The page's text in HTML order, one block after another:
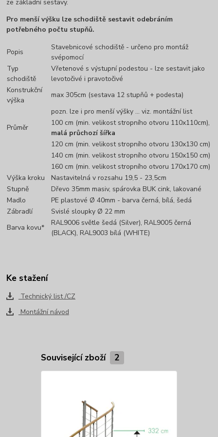
ze základní sestavy.
Pro menší výšku lze schodiště sestavit odebráním
potřebného počtu stupňů.
Popis
Stavebnicové schodiště - určeno pro montáž
svépomocí
Typ
schodiště
Vřetenové s výstupní podestou - lze sestavit jako
levotočivé i pravotočivé
Konstrukční
výška
max 305cm (sestava 12 stupňů + podesta)
pozn. lze i pro menší výšky ... viz. montážní list
Průměr
100 cm (min. velikost stropního otvoru 110x110cm),
malá průchozí šířka
120 cm (min. velikost stropního otvoru 130x130 cm)
140 cm (min. velikost stropního otvoru 150x150 cm)
160 cm (min. velikost stropního otvoru 170x170 cm)
Výška kroku
Nastavitelná v rozsahu 19,5 - 23,5cm
Stupně
Dřevo 35mm masiv, spárovka BUK cink, lakované
Madlo
PE plastové Ø 40mm - barva černá, bílá, šedá
Zábradlí
Svislé sloupky Ø 22 mm
Barva kovu*
RAL9006 světle šedá (Silver), RAL9005 černá
(BLACK), RAL9003 bílá (WHITE)
Ke stažení
Technický list /CZ
Montážní návod
Související zboží 2